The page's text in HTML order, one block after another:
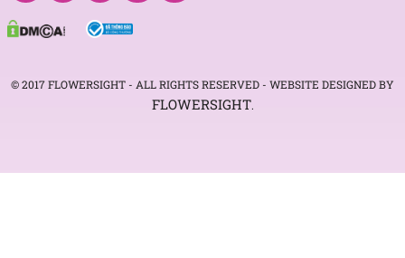
© 2017 FLOWERSIGHT - ALL RIGHTS RESERVED - WEBSITE DESIGNED BY
FLOWERSIGHT.